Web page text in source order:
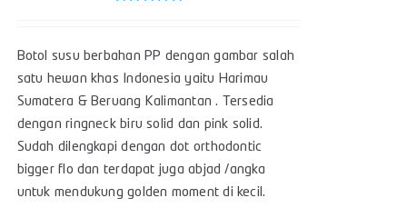
Botol susu berbahan PP dengan gambar salah
satu hewan khas Indonesia yaitu Harimau
Sumatera & Beruang Kalimantan . Tersedia
dengan ringneck biru solid dan pink solid.
Sudah dilengkapi dengan dot orthodontic
bigger flo dan terdapat juga abjad /angka
untuk mendukung golden moment di kecil.